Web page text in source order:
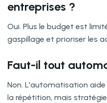
entreprises ?
Oui. Plus le budget est
gaspillage et prioriser les
Faut-il tout
Non. L'automatisation
la répétition, mais